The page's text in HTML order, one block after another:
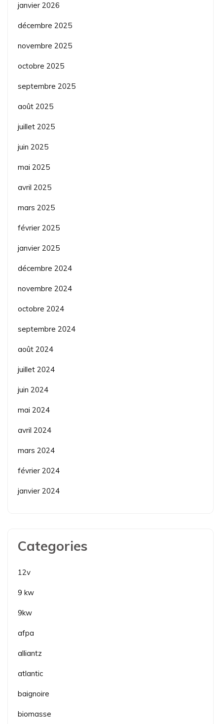
janvier 2026
décembre 2025
novembre 2025
octobre 2025
septembre 2025
août 2025
juillet 2025
juin 2025
mai 2025
avril 2025
mars 2025
février 2025
janvier 2025
décembre 2024
novembre 2024
octobre 2024
septembre 2024
août 2024
juillet 2024
juin 2024
mai 2024
avril 2024
mars 2024
février 2024
janvier 2024
Categories
12v
9 kw
9kw
afpa
alliantz
atlantic
baignoire
biomasse